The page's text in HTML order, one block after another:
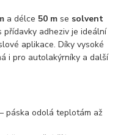
a délce 50 m se solvent
přídavky adheziv je ideální
aplikace. Díky vysoké
i pro autolakýrníky a další
– páska odolá teplotám až